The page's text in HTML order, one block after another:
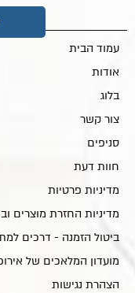
עמוד הבית
אודות
בלוג
צור קשר
סניפים
חוות דעת
מדיניות פרטיות
מדיניות החזרת מוצרים
ביטול הזמנה - דרכים
מועדון המלאכים של
הצהרת נגישות